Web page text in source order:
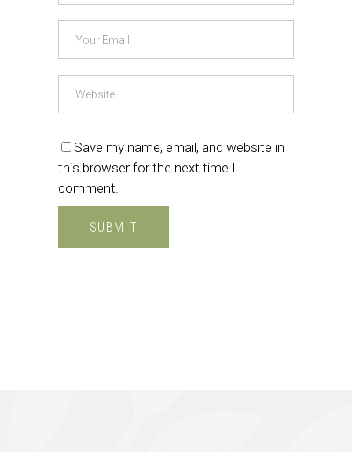
Save my name, email, and website in
this browser for the next time I
comment.